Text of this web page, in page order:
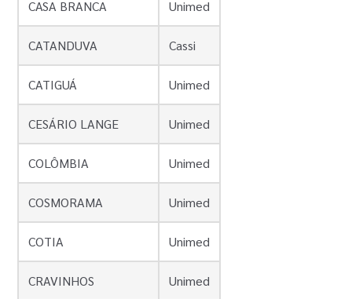
CASA BRANCA Unimed
CATANDUVA Cassi
CATIGUÁ Unimed
CESÁRIO LANGE Unimed
COLÔMBIA Unimed
COSMORAMA Unimed
COTIA Unimed
CRAVINHOS Unimed